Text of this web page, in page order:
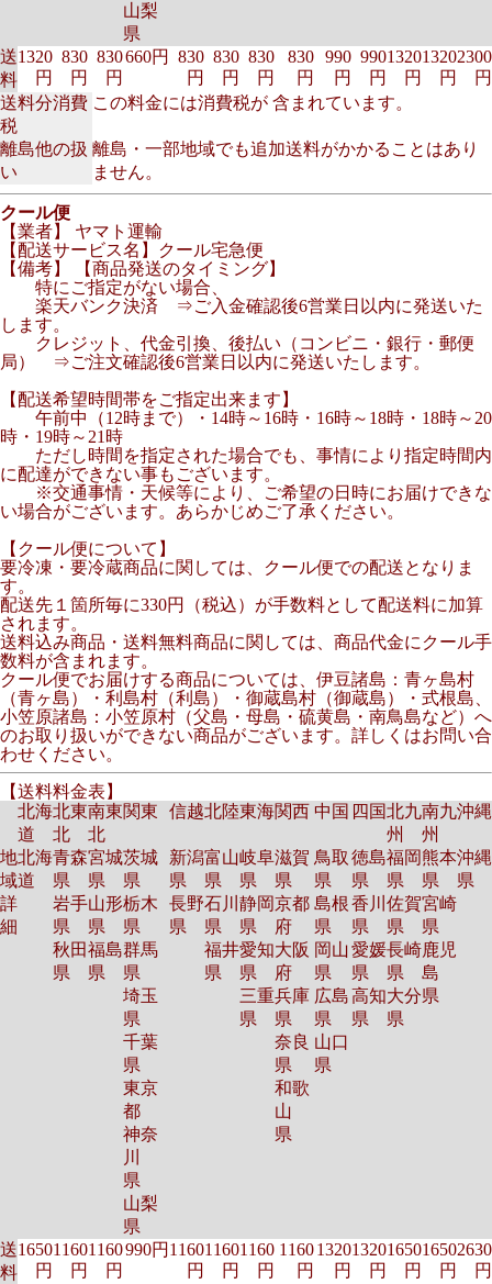
山梨
県
送
料
1320
円
830
円
830
円
660円
830
円
830
円
830
円
830
円
990
円
990
円
1320
円
1320
円
2300
円
送料分消費
税
この料金には消費税が 含まれています。
離島他の扱
い
離島・一部地域でも追加送料がかかることはあり
ません。
クール便
【業者】 ヤマト運輸
【配送サービス名】クール宅急便
【備考】
【商品発送のタイミング】
特にご指定がない場合、
楽天バンク決済 ⇒ご入金確認後6営業日以内に発送いた
します。
クレジット、代金引換、後払い（コンビニ・銀行・郵便
局） ⇒ご注文確認後6営業日以内に発送いたします。
【配送希望時間帯をご指定出来ます】
午前中（12時まで）・14時～16時・16時～18時・18時～20
時・19時～21時
ただし時間を指定された場合でも、事情により指定時間内
に配達ができない事もございます。
※交通事情・天候等により、ご希望の日時にお届けできな
い場合がございます。あらかじめご了承ください。
【クール便について】
要冷凍・要冷蔵商品に関しては、クール便での配送となりま
す。
配送先１箇所毎に330円（税込）が手数料として配送料に加算
されます。
送料込み商品・送料無料商品に関しては、商品代金にクール手
数料が含まれます。
クール便でお届けする商品については、伊豆諸島：青ヶ島村
（青ヶ島）・利島村（利島）・御蔵島村（御蔵島）・式根島、
小笠原諸島：小笠原村（父島・母島・硫黄島・南鳥島など）へ
のお取り扱いができない商品がございます。詳しくはお問い合
わせください。
【送料料金表】
北海
道
北東
北
南東
北
関東 信越北陸東海関西 中国 四国北九
州
南九
州
沖縄
地
域
詳
細
北海
道
青森
県
岩手
県
秋田
県
宮城
県
山形
県
福島
県
茨城
県
栃木
県
群馬
県
埼玉
県
千葉
県
東京
都
神奈
川
県
山梨
県
新潟
県
長野
県
富山
県
石川
県
福井
県
岐阜
県
静岡
県
愛知
県
三重
県
滋賀
県
京都
府
大阪
府
兵庫
県
奈良
県
和歌
山
県
鳥取
県
島根
県
岡山
県
広島
県
山口
県
徳島
県
香川
県
愛媛
県
高知
県
福岡
県
佐賀
県
長崎
県
大分
県
熊本
県
宮崎
県
鹿児
島
県
沖縄
県
送
料
1650
円
1160
円
1160
円
990円 1160
円
1160
円
1160
円
1160
円
1320
円
1320
円
1650
円
1650
円
2630
円